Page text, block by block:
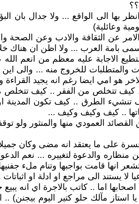
انظر بها الى الواقع ... ولا جدال
وعائلية)
عن الثقافة والادب وعن الصحة
بامة العرب ... ولا اظن ان هناك
الاجابة عليه معظم من انعم
والمتطلبات للخروج منه ... والى
امي ايضا رغم انه يجيد القراءة
كيف تتخلص من الفقر .. كيف
الطرق .. كيف تكون المدينة
.. كيف وكيف وكيف ...
القصائد العمودي منها والمنثور
على ما يعتقد انه مضى وكان
والدعوة لتغييره ... نعم
انها قامت بواجبها وتنام ملء
لا يستند الى مراجع او ادلة او
اما .. كاتب بالاجرة اي انه
استاز مآلك حلو كتير اليوم